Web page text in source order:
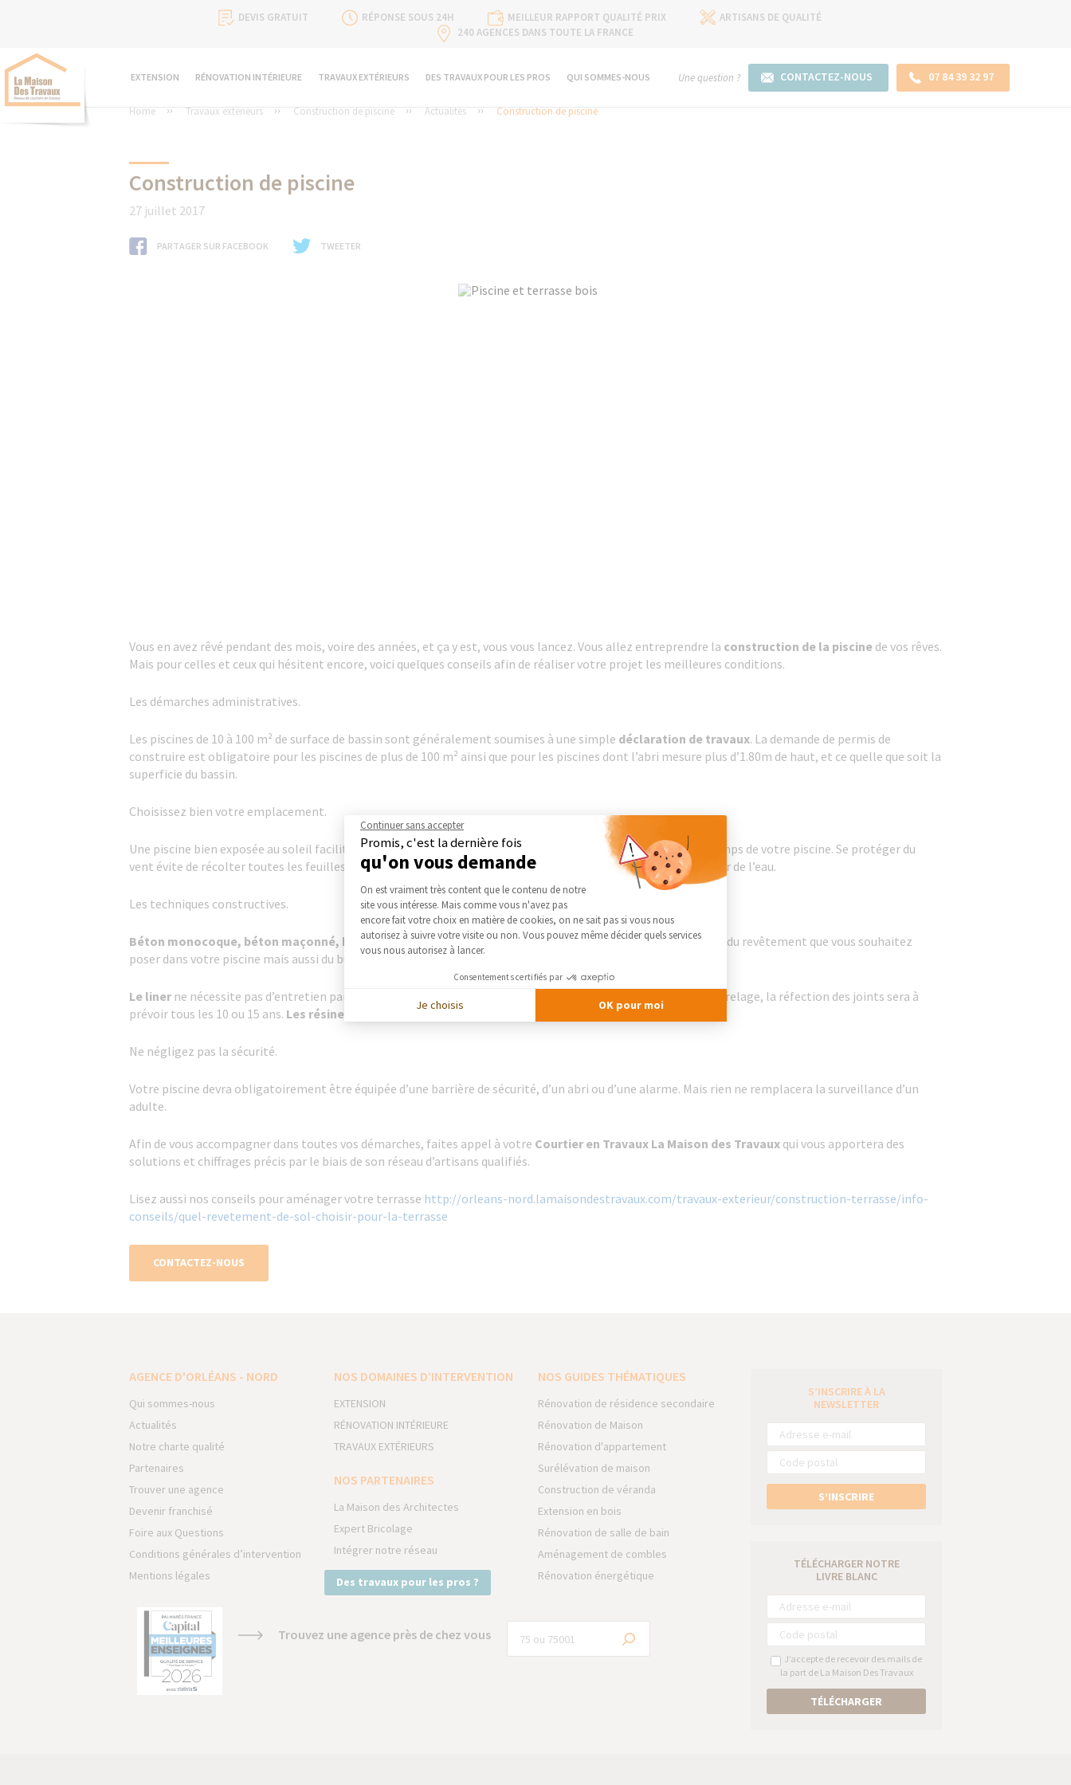
DEVIS GRATUIT RÉPONSE SOUS 24H MEILLEUR RAPPORT QUALITÉ PRIX
ARTISANS DE QUALITÉ
240 AGENCES DANS TOUTE LA FRANCE
EXTENSION RÉNOVATION INTÉRIEURE TRAVAUX EXTÉRIEURS DES TRAVAUX POUR LES PROS QUI SOMMES-NOUS Une question ? CONTACTEZ-NOUS 07 84 39 32 97
Home Travaux extérieurs Construction de piscine Actualités Construction de piscine
Construction de piscine
27 juillet 2017
PARTAGER SUR FACEBOOK TWEETER
Vous en avez rêvé pendant des mois, voire des années, et ça y est, vous vous lancez. Vous allez entreprendre la construction de la piscine de vos rêves.
Mais pour celles et ceux qui hésitent encore, voici quelques conseils afin de réaliser votre projet les meilleures conditions.
Les démarches administratives.
Les piscines de 10 à 100 m² de surface de bassin sont généralement soumises à une simple déclaration de travaux. La demande de permis de
construire est obligatoire pour les piscines de plus de 100 m² ainsi que pour les piscines dont l’abri mesure plus d’1.80m de haut, et ce quelle que soit la
superficie du bassin.
Choisissez bien votre emplacement.
Une piscine bien exposée au soleil facilite le chauffage naturel de l’eau et vous permet de profiter plus longtemps de votre piscine. Se protéger du
vent évite de récolter toutes les feuilles et autres débris au fond de son bassin, et de mieux conserver la chaleur de l’eau.
Les techniques constructives.
Béton monocoque, béton maçonné, bloc à bancher: le choix de l’une ou l’autre de ces techniques dépendra du revêtement que vous souhaitez
poser dans votre piscine mais aussi du budget que vous souhaitez y consacrer.
Le liner ne nécessite pas d’entretien particulier et a une durée de vie d’environ 10 ans. Si vous optez pour du carrelage, la réfection des joints sera à
prévoir tous les 10 ou 15 ans. Les résines sont très résistantes mais plus délicates à mettre en œuvre.
Ne négligez pas la sécurité.
Votre piscine devra obligatoirement être équipée d’une barrière de sécurité, d’un abri ou d’une alarme. Mais rien ne remplacera la surveillance d’un
adulte.
Afin de vous accompagner dans toutes vos démarches, faites appel à votre Courtier en Travaux La Maison des Travaux qui vous apportera des
solutions et chiffrages précis par le biais de son réseau d’artisans qualifiés.
Lisez aussi nos conseils pour aménager votre terrasse http://orleans-nord.lamaisondestravaux.com/travaux-exterieur/construction-terrasse/info-
conseils/quel-revetement-de-sol-choisir-pour-la-terrasse
CONTACTEZ-NOUS
AGENCE D'ORLÉANS - NORD
Qui sommes-nous
Actualités
Notre charte qualité
Partenaires
Trouver une agence
Devenir franchisé
Foire aux Questions
Conditions générales d’intervention
Mentions légales
NOS DOMAINES D’INTERVENTION
EXTENSION
RÉNOVATION INTÉRIEURE
TRAVAUX EXTÉRIEURS
NOS PARTENAIRES
La Maison des Architectes
Expert Bricolage
Intégrer notre réseau
Des travaux pour les pros ?
NOS GUIDES THÉMATIQUES
Rénovation de résidence secondaire
Rénovation de Maison
Rénovation d'appartement
Surélévation de maison
Construction de véranda
Extension en bois
Rénovation de salle de bain
Aménagement de combles
Rénovation énergétique
Trouvez une agence près de chez vous
S’INSCRIRE À LA
NEWSLETTER
S’INSCRIRE
TÉLÉCHARGER NOTRE
LIVRE BLANC
J’accepte de recevoir des mails de
la part de La Maison Des Travaux
TÉLÉCHARGER
Continuer sans accepter
Promis, c'est la dernière fois
qu'on vous demande
Plateforme de Gestion du Consentement : Personnalisez vos Options
On est vraiment très content que le contenu de notre
site vous intéresse. Mais comme vous n'avez pas
encore fait votre choix en matière de cookies, on ne sait pas si vous nous
autorisez à suivre votre visite ou non. Vous pouvez même décider quels services
vous nous autorisez à lancer.
Consentements certifiés par
Je choisis OK pour moi
Axeptio consent